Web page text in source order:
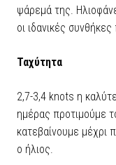
ψάρεμά της.
οι ιδανικές
Ταχύτητα
2,7-3,4 knots η
ημέρας προτιμούμε
κατεβαίνουμε μέχρι
ο ήλιος.